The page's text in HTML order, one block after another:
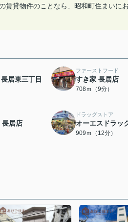
賃貸物件のことなら、昭和町住まいに
居東三丁目
ファーストフード
すき家 長居店
708ｍ（9分）
居店
ドラッグストア
オーエスドラッ
909ｍ（12分）